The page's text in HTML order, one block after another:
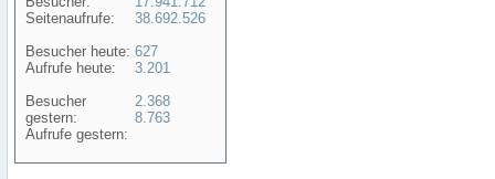
Seitenaufrufe:
Besucher heute:
Aufrufe heute:
Besucher
gestern:
Aufrufe gestern:
38.692.526
627
3.201
2.368
8.763